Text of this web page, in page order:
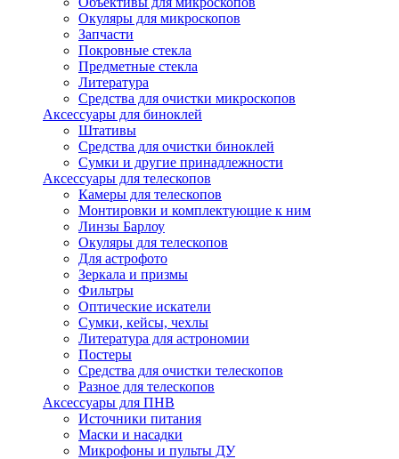
Окуляры для микроскопов
Запчасти
Покровные стекла
Предметные стекла
Литература
Средства для очистки микроскопов
Аксессуары для биноклей
Штативы
Средства для очистки биноклей
Сумки и другие принадлежности
Аксессуары для телескопов
Камеры для телескопов
Монтировки и комплектующие к ним
Линзы Барлоу
Окуляры для телескопов
Для астрофото
Зеркала и призмы
Фильтры
Оптические искатели
Сумки, кейсы, чехлы
Литература для астрономии
Постеры
Средства для очистки телескопов
Разное для телескопов
Аксессуары для ПНВ
Источники питания
Маски и насадки
Микрофоны и пульты ДУ